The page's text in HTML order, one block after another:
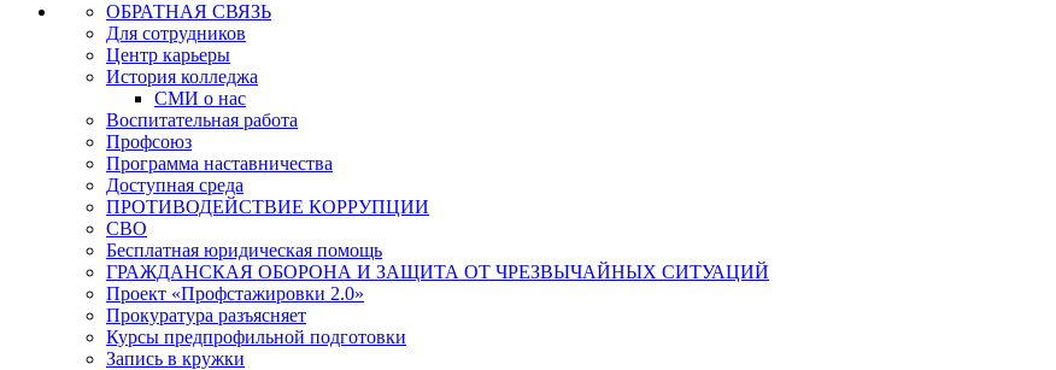
ОБРАТНАЯ СВЯЗЬ
Для сотрудников
Центр карьеры
История колледжа
СМИ о нас
Воспитательная работа
Профсоюз
Программа наставничества
Доступная среда
ПРОТИВОДЕЙСТВИЕ КОРРУПЦИИ
СВО
Бесплатная юридическая помощь
ГРАЖДАНСКАЯ ОБОРОНА И ЗАЩИТА ОТ ЧРЕЗВЫЧАЙНЫХ СИТУАЦИЙ
Проект «Профстажировки 2.0»
Прокуратура разъясняет
Курсы предпрофильной подготовки
Запись в кружки